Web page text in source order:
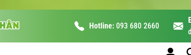
Hotline: 093 680 2660